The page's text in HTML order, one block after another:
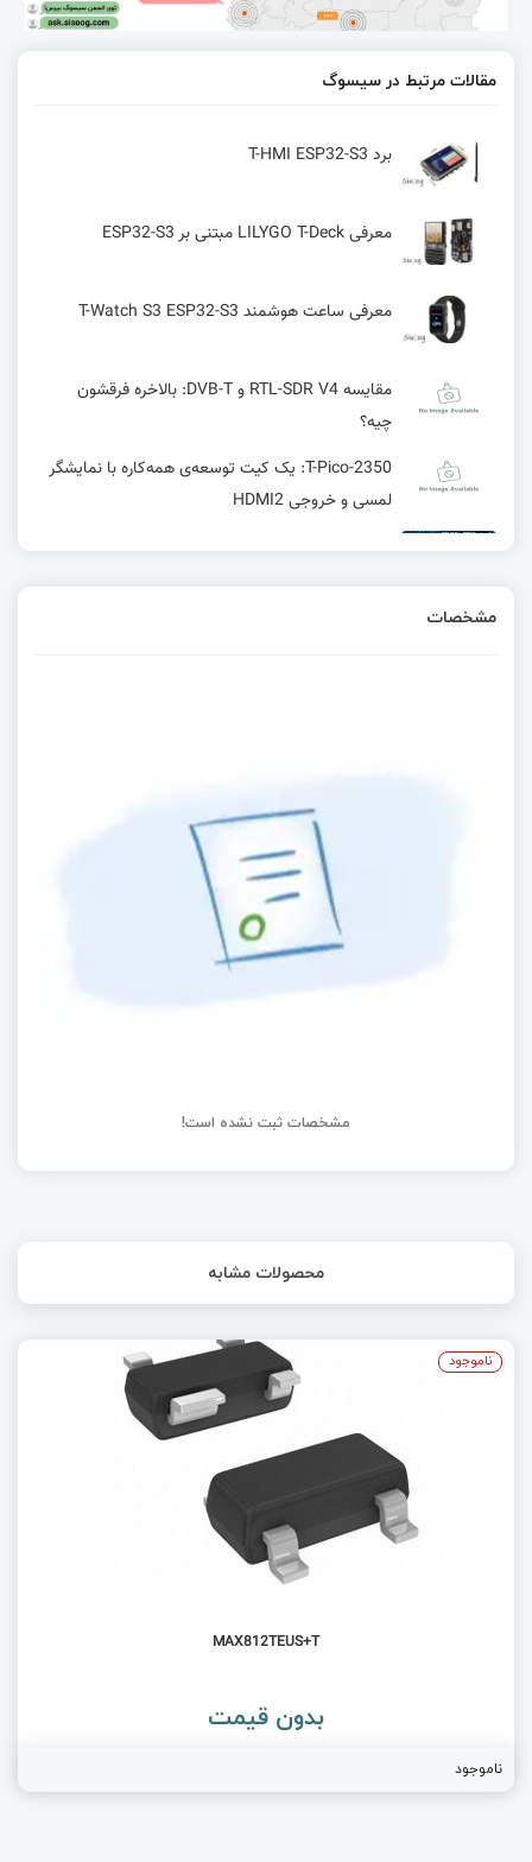
مقالات مرتبط در سیسوگ
برد T-HMI ESP32-S3
معرفی LILYGO T-Deck مبتنی بر ESP32-S3
معرفی ساعت هوشمند T-Watch S3 ESP32-S3
مقایسه RTL-SDR V4 و DVB-T: بالاخره فرقشون
چیه؟
T-Pico-2350: یک کیت توسعه‌ی همه‌کاره با نمایشگر
لمسی و خروجی HDMI2
مشخصات
مشخصات ثبت نشده است!
محصولات مشابه
MAX812TEUS+T
بدون قیمت
ناموجود
ناموجود